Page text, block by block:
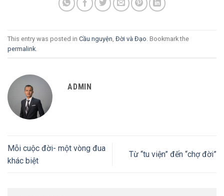
This entry was posted in Cầu nguyện Đời và Đạo . Bookmark the
permalink
ADMIN
Mỗi cuộc đời- một vòng đua
khác biệt
Từ “tu viện” đến “chợ đời”